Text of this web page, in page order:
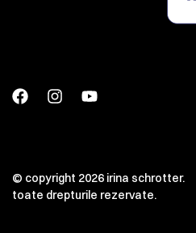
© copyright 2026 irina schrotter.
toate drepturile rezervate.